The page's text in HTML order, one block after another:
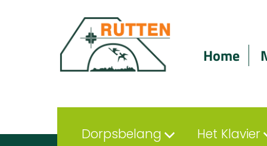
Home
Dorpsbelang Het Klavier